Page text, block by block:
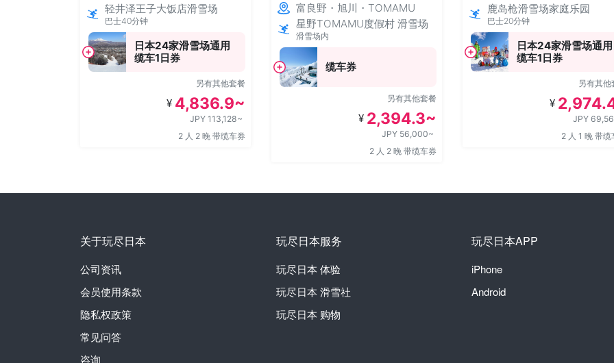
轻井泽王子大饭店滑雪场
巴士40分钟
日本24家滑雪场通用
缆车1日券
另有其他套餐
¥ 4,836.9~
JPY 113,128~
2 人 2 晚 带缆车券
富良野・旭川・TOMAMU
星野TOMAMU度假村 滑雪场
滑雪场内
缆车券
另有其他套餐
¥ 2,394.3~
JPY 56,000~
2 人 2 晚 带缆车券
鹿岛枪滑雪场家庭乐园
巴士20分钟
日本24家滑雪场通用
缆车1日券
另有其他
¥
JPY
2 人 1 晚 带缆
关于玩尽日本
公司资讯
会员使用条款
隐私权政策
常见问答
咨询
玩尽日本服务
玩尽日本 体验
玩尽日本 滑雪社
玩尽日本 购物
玩尽日本APP
iPhone
Android